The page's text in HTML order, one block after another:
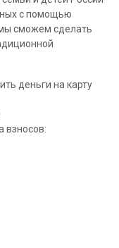
с помощью
сможем сделать
деньги на карту
взносов: